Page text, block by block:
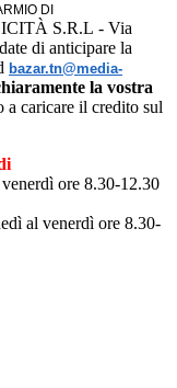
DI
S.R.L - Via
di anticipare la
bazar.tn@media-
la vostra
a caricare il credito sul
ore 8.30-12.30
al venerdì ore 8.30-